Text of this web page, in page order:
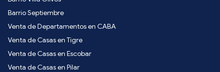
Barrio Septiembre
Venta de Departamentos en CABA
Venta de Casas en Tigre
Venta de Casas en Escobar
Venta de Casas en Pilar